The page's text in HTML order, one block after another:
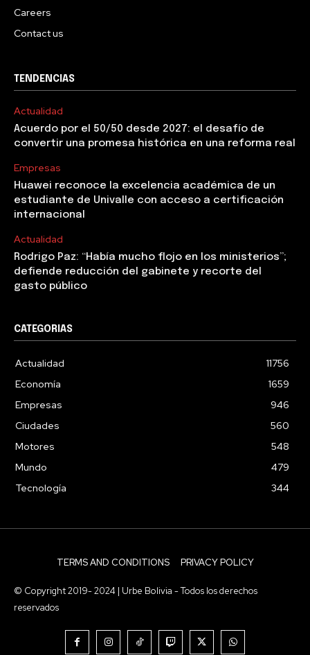
Careers
Contact us
TENDENCIAS
Actualidad
Acuerdo por el 50/50 desde 2027: el desafío de
convertir una promesa histórica en una reforma real
Empresas
Huawei reconoce la excelencia académica de un
estudiante de Univalle con acceso a certificación
internacional
Actualidad
Rodrigo Paz: “Había mucho flojo en los ministerios”;
defiende reducción del gabinete y recorte del
gasto público
CATEGORIAS
Actualidad
11756
Economía
1659
Empresas
946
Ciudades
560
Motores
548
Mundo
479
Tecnología
344
TERMS AND CONDITIONS PRIVACY POLICY
© Copyright 2019- 2024 | Urbe Bolivia - Todos los derechos
reservados